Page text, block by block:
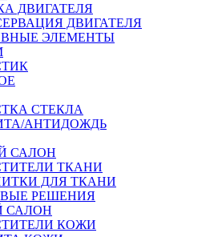
ДВИГАТЕЛЯ
ДВИГАТЕЛЯ
ЭЛЕМЕНТЫ
СТЕКЛА
АНТИДОЖДЬ
САЛОН
ТКАНИ
ДЛЯ ТКАНИ
РЕШЕНИЯ
САЛОН
КОЖИ